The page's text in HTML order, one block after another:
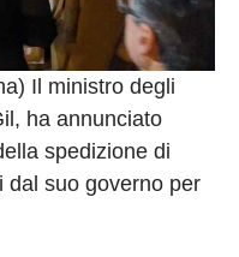
Il ministro degli
ha annunciato
spedizione di
dal suo governo per